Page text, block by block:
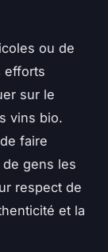
ou de
efforts
sur le
vins bio.
faire
gens les
respect de
et la